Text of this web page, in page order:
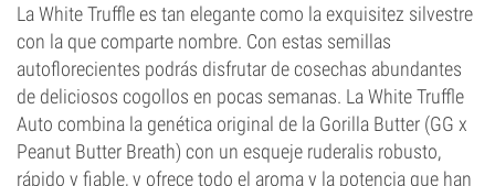
La White Truffle es tan elegante como la exquisitez silvestre
con la que comparte nombre. Con estas semillas
autoflorecientes podrás disfrutar de cosechas abundantes
de deliciosos cogollos en pocas semanas. La White Truffle
Auto combina la genética original de la Gorilla Butter (GG x
Peanut Butter Breath) con un esqueje ruderalis robusto,
rápido y fiable, y ofrece todo el aroma y la potencia que han